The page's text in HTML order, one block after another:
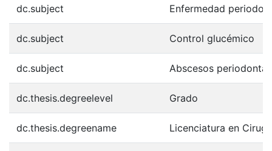
dc.subject Enfermedad
dc.subject Control glucémico
dc.subject Abscesos
dc.thesis.degreelevel Grado
dc.thesis.degreename Licenciatura en